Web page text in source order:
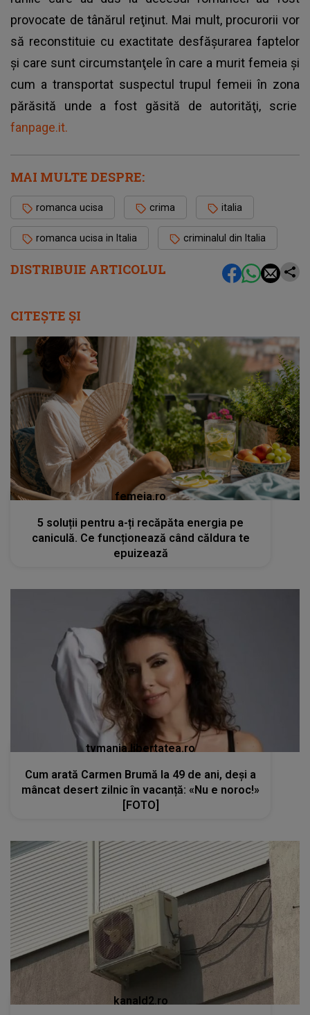
DISTRIBUIE ARTICOLUL
provocate de tânărul reţinut. Mai mult, procurorii vor
să reconstituie cu exactitate desfășurarea faptelor
și care sunt circumstanţele în care a murit femeia şi
cum a transportat suspectul trupul femeii în zona
părăsită unde a fost găsită de autorităţi, scrie
fanpage.it.
MAI MULTE DESPRE:
romanca ucisa crima italia
romanca ucisa in Italia criminalul din Italia
CITEȘTE ȘI
femeia.ro
5 soluții pentru a-ți recăpăta energia pe
caniculă. Ce funcționează când căldura te
epuizează
tvmania.libertatea.ro
Cum arată Carmen Brumă la 49 de ani, deși a
mâncat desert zilnic în vacanță: «Nu e noroc!»
[FOTO]
kanald2.ro